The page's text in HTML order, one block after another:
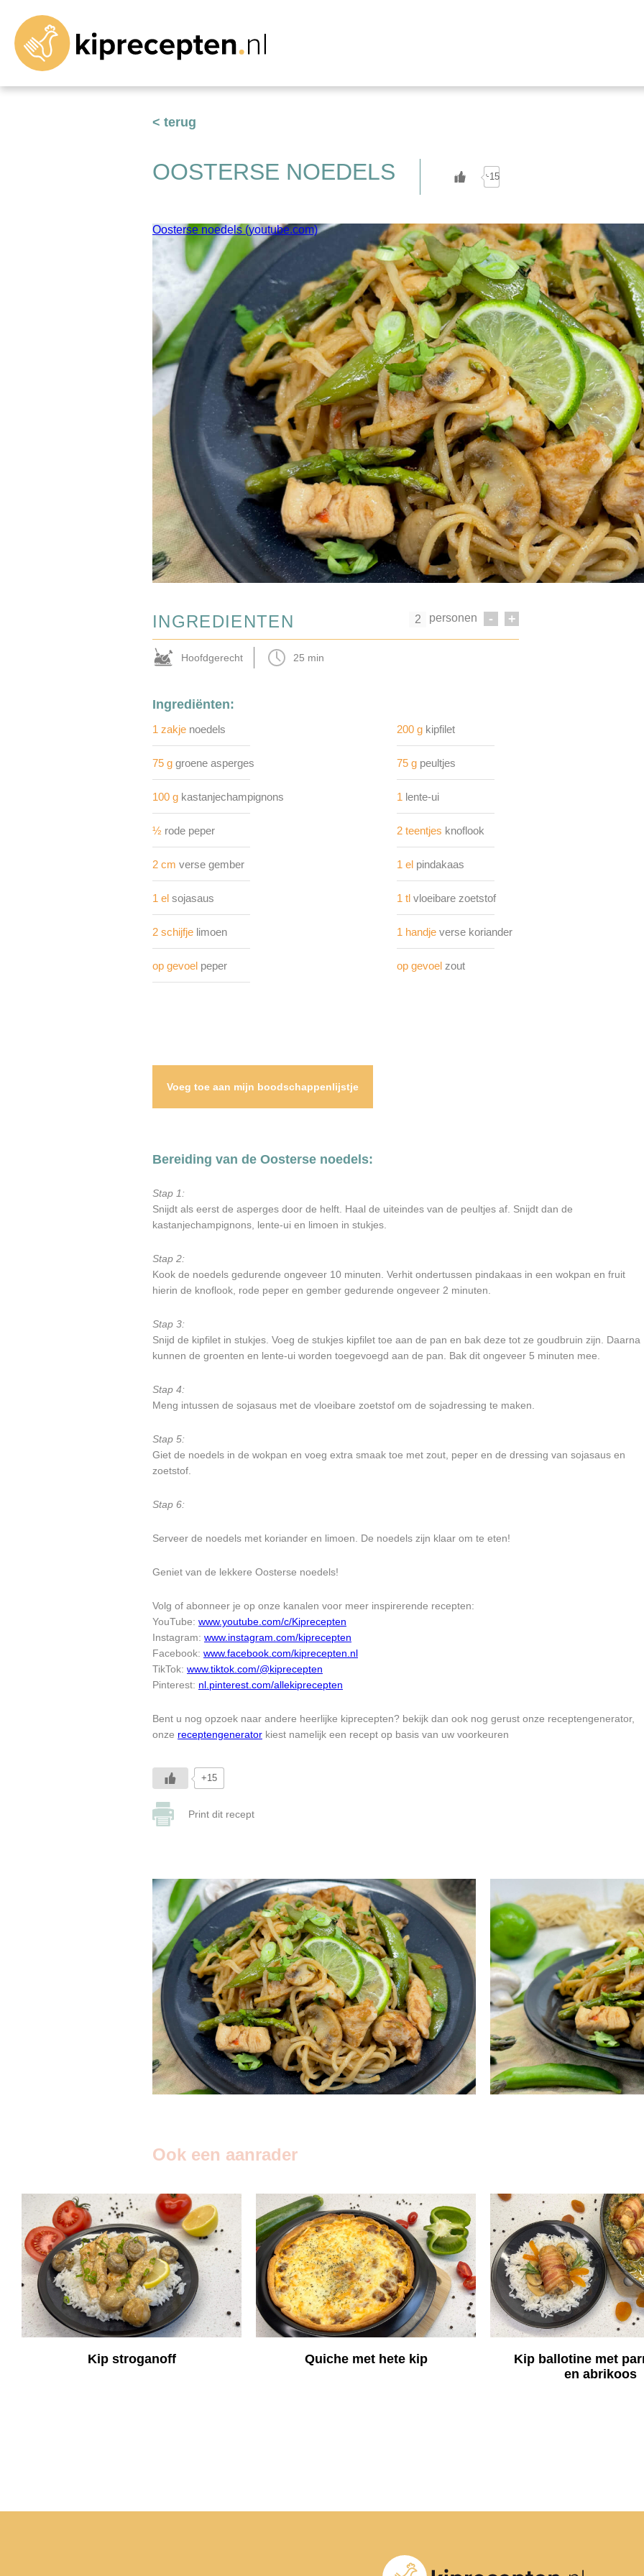
< terug
OOSTERSE NOEDELS +15
Oosterse noedels (youtube.com)
INGREDIENTEN personen - +
Hoofdgerecht 25 min
Ingrediënten:
1 zakje noedels 200 g kipfilet
75 g groene asperges 75 g peultjes
100 g kastanjechampignons 1 lente-ui
½ rode peper 2 teentjes knoflook
2 cm verse gember 1 el pindakaas
1 el sojasaus 1 tl vloeibare zoetstof
2 schijfje limoen 1 handje verse koriander
op gevoel peper op gevoel zout
Voeg toe aan mijn boodschappenlijstje
Bereiding van de Oosterse noedels:
Stap 1:
Snijdt als eerst de asperges door de helft. Haal de uiteindes van de peultjes af. Snijdt dan de
kastanjechampignons, lente-ui en limoen in stukjes.
Stap 2:
Kook de noedels gedurende ongeveer 10 minuten. Verhit ondertussen pindakaas in een wokpan en fruit
hierin de knoflook, rode peper en gember gedurende ongeveer 2 minuten.
Stap 3:
Snijd de kipfilet in stukjes. Voeg de stukjes kipfilet toe aan de pan en bak deze tot ze goudbruin zijn. Daarna
kunnen de groenten en lente-ui worden toegevoegd aan de pan. Bak dit ongeveer 5 minuten mee.
Stap 4:
Meng intussen de sojasaus met de vloeibare zoetstof om de sojadressing te maken.
Stap 5:
Giet de noedels in de wokpan en voeg extra smaak toe met zout, peper en de dressing van sojasaus en
zoetstof.
Stap 6:
Serveer de noedels met koriander en limoen. De noedels zijn klaar om te eten!
Geniet van de lekkere Oosterse noedels!
Volg of abonneer je op onze kanalen voor meer inspirerende recepten:
YouTube: www.youtube.com/c/Kiprecepten
Instagram: www.instagram.com/kiprecepten
Facebook: www.facebook.com/kiprecepten.nl
TikTok: www.tiktok.com/@kiprecepten
Pinterest: nl.pinterest.com/allekiprecepten
Bent u nog opzoek naar andere heerlijke kiprecepten? bekijk dan ook nog gerust onze receptengenerator,
onze receptengenerator kiest namelijk een recept op basis van uw voorkeuren
+15
Print dit recept
Ook een aanrader
Kip stroganoff Quiche met hete kip
Kip ballotine met
en abrikoos